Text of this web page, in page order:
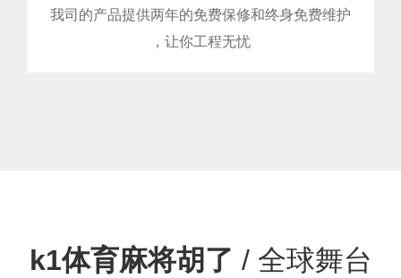
我司的产品提供两年的免费保修和终身免费维护
，让你工程无忧
k1体育麻将胡了 / 全球舞台